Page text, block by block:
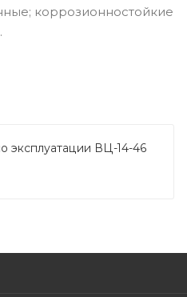
коррозионностойкие
эксплуатации ВЦ-14-46